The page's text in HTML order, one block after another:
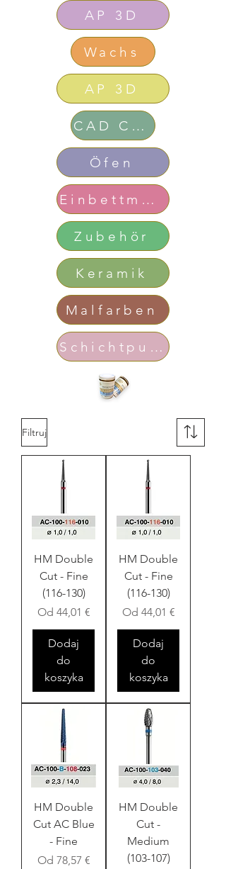
AP 3D
Wachs
AP 3D
CAD CAM
Öfen
Einbettmasse
Zubehör
Keramik
Malfarben
Schichtpulver
Filtruj
HM Double
Cut - Fine
(116-130)
Od 44,01 €
Cena rabatowa
Dodaj
do
koszyka
HM Double
Cut - Fine
(116-130)
Od 44,01 €
Cena rabatowa
Dodaj
do
koszyka
HM Double
Cut AC Blue
- Fine
Od 78,57 €
Cena rabatowa
HM Double
Cut -
Medium
(103-107)